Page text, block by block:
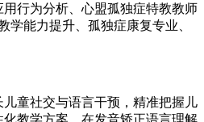
行为分析、心盟孤独症特教教师
学能力提升、孤独症康复专业、
童社交与语言干预，精准把握儿
教学方案，在发音矫正语言理解